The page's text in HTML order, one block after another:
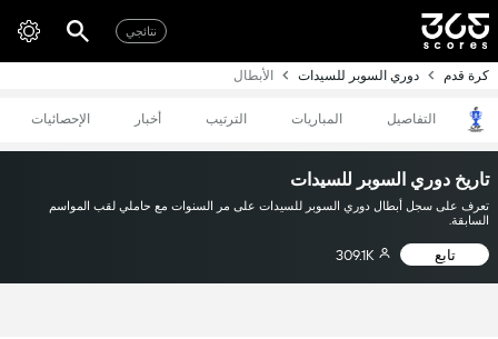
نتائجي
كرة قدم دوري السوبر للسيدات الأبطال
التفاصيل المباريات الترتيب أخبار الإحصائيات
تاريخ دوري السوبر للسيدات
تعرف على سجل أبطال دوري السوبر للسيدات على مر السنوات مع حاملي لقب المواسم
السابقة.
تابع 309.1K